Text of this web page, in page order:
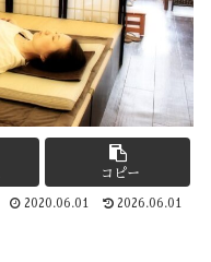
コピー
2020.06.01 2026.06.01